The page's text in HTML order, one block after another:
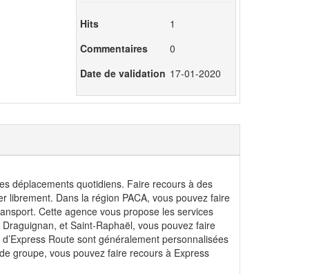
Hits
1
Commentaires
0
Date de validation 17-01-2020
déplacements quotidiens. Faire recours à des
librement. Dans la région PACA, vous pouvez faire
Cette agence vous propose les services
et Saint-Raphaël, vous pouvez faire
Route sont généralement personnalisées
groupe, vous pouvez faire recours à Express